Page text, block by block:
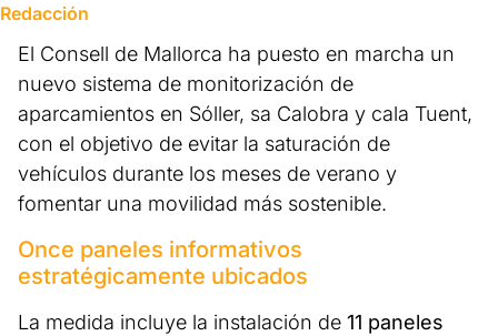
Redacción
El Consell de Mallorca ha puesto en marcha un
nuevo sistema de monitorización de
aparcamientos en Sóller, sa Calobra y cala Tuent,
con el objetivo de evitar la saturación de
vehículos durante los meses de verano y
fomentar una movilidad más sostenible.
Once paneles informativos
estratégicamente ubicados
La medida incluye la instalación de 11 paneles